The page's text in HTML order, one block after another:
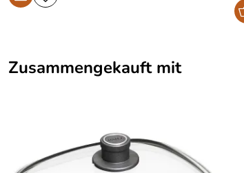
Zusammengekauft mit